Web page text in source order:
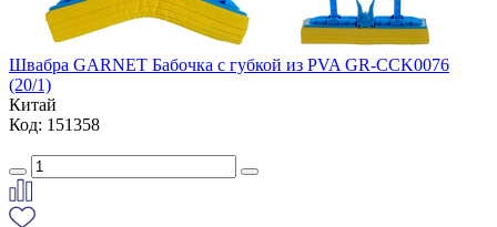
Швабра GARNET Бабочка с губкой из PVA GR-CCK0076
(20/1)
Китай
Код: 151358